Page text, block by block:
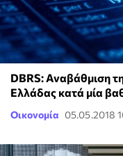
DBRS: Αναβάθμιση
Ελλάδας κατά μία
Οικονομία 05.05.2018